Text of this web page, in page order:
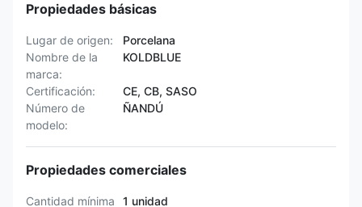
Propiedades básicas
Lugar de origen:
Porcelana
Nombre de la
marca:
KOLDBLUE
Certificación:
CE, CB, SASO
Número de
modelo:
ÑANDÚ
Propiedades comerciales
Cantidad mínima
1 unidad